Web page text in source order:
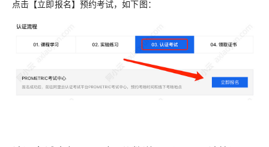
点击【立即报名】预约考试，如下图：